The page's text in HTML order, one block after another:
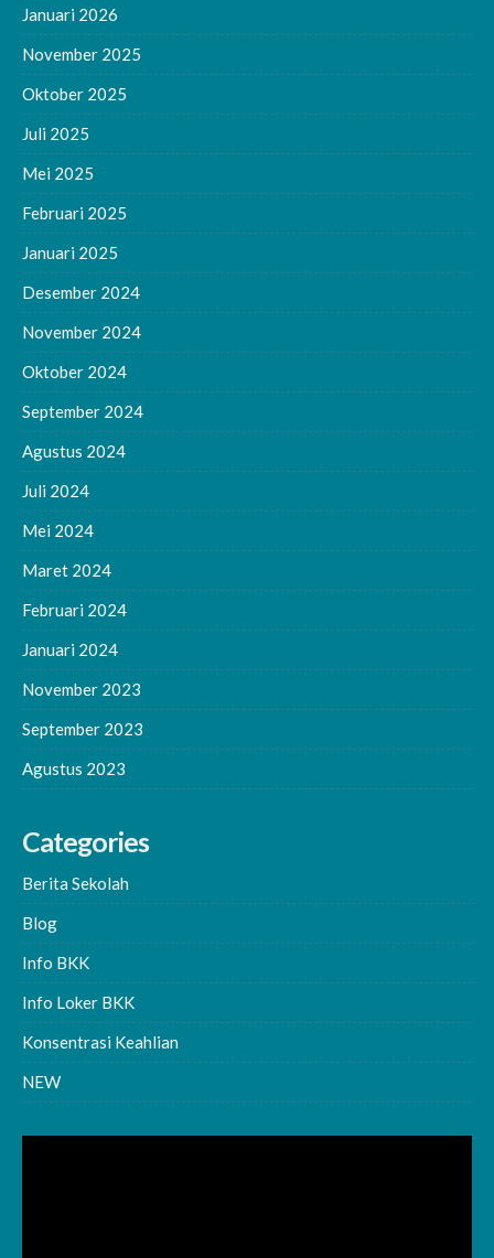
Januari 2026
November 2025
Oktober 2025
Juli 2025
Mei 2025
Februari 2025
Januari 2025
Desember 2024
November 2024
Oktober 2024
September 2024
Agustus 2024
Juli 2024
Mei 2024
Maret 2024
Februari 2024
Januari 2024
November 2023
September 2023
Agustus 2023
Categories
Berita Sekolah
Blog
Info BKK
Info Loker BKK
Konsentrasi Keahlian
NEW